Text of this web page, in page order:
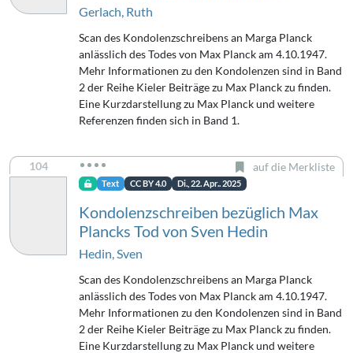
Gerlach, Ruth
Scan des Kondolenzschreibens an Marga Planck
anlässlich des Todes von Max Planck am 4.10.1947.
Mehr Informationen zu den Kondolenzen sind in Band
2 der Reihe Kieler Beiträge zu Max Planck zu finden.
Eine Kurzdarstellung zu Max Planck und weitere
Referenzen finden sich in Band 1.
104 auf die Merkliste
Text CC BY 4.0 Di., 22. Apr.. 2025
Kondolenzschreiben bezüglich Max
Plancks Tod von Sven Hedin
Hedin, Sven
Scan des Kondolenzschreibens an Marga Planck
anlässlich des Todes von Max Planck am 4.10.1947.
Mehr Informationen zu den Kondolenzen sind in Band
2 der Reihe Kieler Beiträge zu Max Planck zu finden.
Eine Kurzdarstellung zu Max Planck und weitere